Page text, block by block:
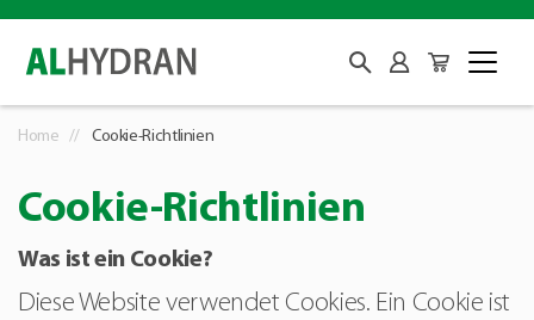
Home Cookie-Richtlinien
Cookie-Richtlinien
Was ist ein Cookie?
Diese Website verwendet Cookies. Ein Cookie ist